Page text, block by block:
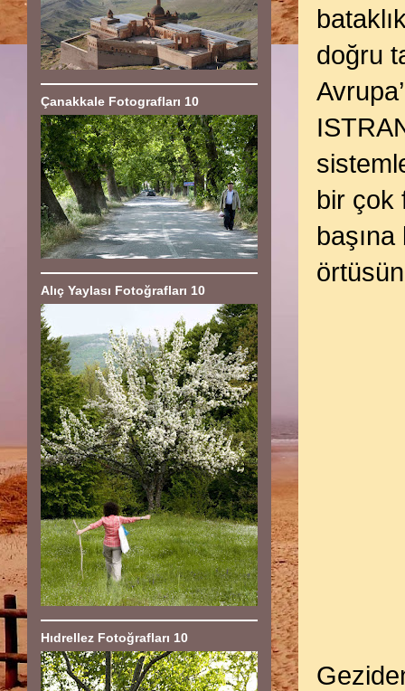
doğru
bir çok
başına
Çanakkale Fotografları 10
Alıç Yaylası Fotoğrafları 10
Hıdrellez Fotoğrafları 10